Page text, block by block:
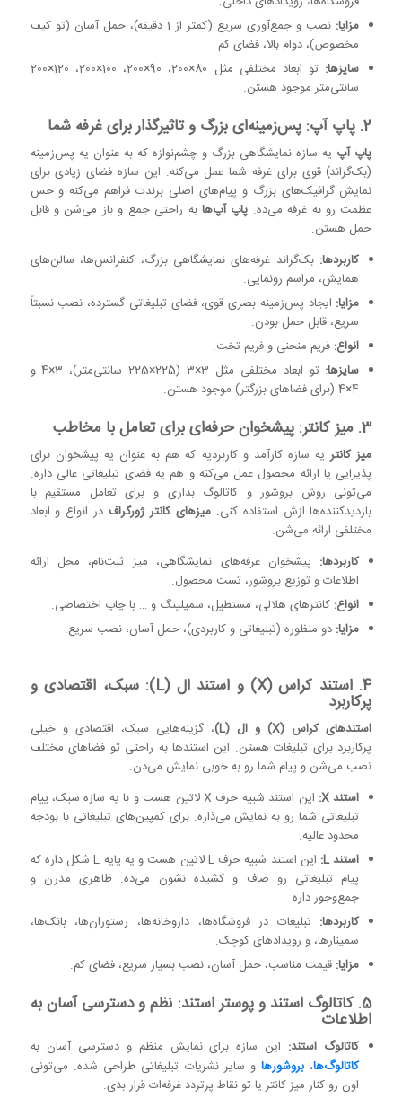
مزایا:
نصب و جمع‌آوری سریع (کمتر از 1 دقیقه)، حمل آسان (تو کیف
مخصوص)، دوام بالا، فضای کم.
سایزها:
تو ابعاد مختلفی مثل 80×200، 90×200، 100×200، 120×200
سانتی‌متر موجود هستن.
2. پاپ آپ: پس‌زمینه‌ای بزرگ و تاثیرگذار برای غرفه شما
پاپ آپ یه سازه نمایشگاهی بزرگ و چشم‌نوازه که به عنوان یه پس‌زمینه
(بک‌گراند) قوی برای غرفه شما عمل می‌کنه. این سازه فضای زیادی برای
نمایش گرافیک‌های بزرگ و پیام‌های اصلی برندت فراهم می‌کنه و حس
عظمت رو به غرفه می‌ده. پاپ آپ‌ها به راحتی جمع و باز می‌شن و قابل
حمل هستن.
کاربردها: بک‌گراند غرفه‌های نمایشگاهی بزرگ، کنفرانس‌ها، سالن‌های
همایش، مراسم رونمایی.
مزایا: ایجاد پس‌زمینه بصری قوی، فضای تبلیغاتی گسترده، نصب نسبتاً
سریع، قابل حمل بودن.
انواع: فریم منحنی و فریم تخت.
سایزها:
تو ابعاد مختلفی مثل 3×3 (225×225 سانتی‌متر)، 3×4 و
4×4 (برای فضاهای بزرگتر) موجود هستن.
3. میز کانتر: پیشخوان حرفه‌ای برای تعامل با مخاطب
میز کانتریه سازه کارآمد و کاربردیه که هم به عنوان یه پیشخوان برای
پذیرایی یا ارائه محصول عمل می‌کنه و هم یه فضای تبلیغاتی عالی داره.
می‌تونی روش بروشور و کاتالوگ بذاری و برای تعامل مستقیم با
بازدیدکننده‌ها ازش استفاده کنی.میزهای کانتر ژورگراف در انواع و ابعاد
مختلفی ارائه می‌شن.
کاربردها: پیشخوان غرفه‌های نمایشگاهی، میز ثبت‌نام، محل ارائه
اطلاعات و توزیع بروشور، تست محصول.
انواع: کانترهای هلالی، مستطیل، سمپلینگ و … با چاپ اختصاصی.
مزایا: دو منظوره (تبلیغاتی و کاربردی)، حمل آسان، نصب سریع.
4. استند کراس (X) و استند ال (L): سبک، اقتصادی و
پرکاربرد
استندهای کراس (X) و ال (L)
، گزینه‌هایی سبک، اقتصادی و خیلی
پرکاربرد برای تبلیغات هستن. این استندها به راحتی تو فضاهای مختلف
نصب می‌شن و پیام شما رو به خوبی نمایش می‌دن.
استند X:
این استند شبیه حرف X لاتین هست و با یه سازه سبک، پیام
تبلیغاتی شما رو به نمایش می‌ذاره. برای کمپین‌های تبلیغاتی با بودجه
محدود عالیه.
استند L:
این استند شبیه حرف L لاتین هست و یه پایه L شکل داره که
پیام تبلیغاتی رو صاف و کشیده نشون می‌ده. ظاهری مدرن و
جمع‌وجور داره.
کاربردها: تبلیغات در فروشگاه‌ها، داروخانه‌ها، رستوران‌ها، بانک‌ها،
سمینارها، و رویدادهای کوچک.
مزایا: قیمت مناسب، حمل آسان، نصب بسیار سریع، فضای کم.
5. کاتالوگ استند و پوستر استند: نظم و دسترسی آسان به
اطلاعات
کاتالوگ استند: این سازه برای نمایش منظم و دسترسی آسان به
کاتالوگ‌ها، بروشورهاو سایر نشریات تبلیغاتی طراحی شده. می‌تونی
اون رو کنار میز کانتر یا تو نقاط پرتردد غرفه‌ات قرار بدی.